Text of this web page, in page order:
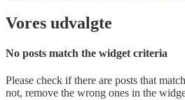
Vores udvalgte
No posts match the widget criteria
Please check if there are posts that
not, remove the wrong ones in the